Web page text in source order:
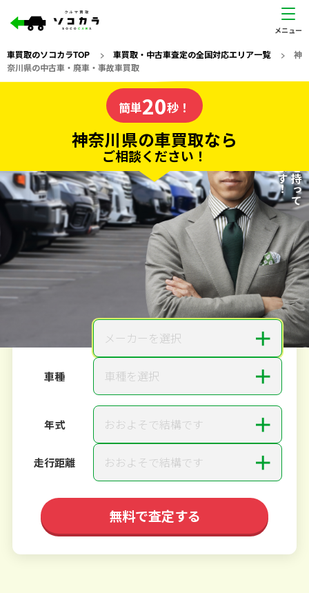
車買取のソコカラTOP > 車買取・中古車査定の全国対応エリア一覧> 神
奈川県の中古車・廃車・事故車買取
の車買取なら
ソコカラの
電話か出張か、高い方の査定を提案。
だから高価買取!
私たちが責任を持って
査定いたします！
簡単20秒！
神奈川県の車買取なら
ご相談ください！
20秒で入力完了！
無料で カンタンWeb査定
ご依頼いただいたお車を丁寧に査定いたします
メーカーを選択 ＋
車種 車種を選択 ＋
年式 おおよそで結構です ＋
走行距離 おおよそで結構です ＋
無料で査定する